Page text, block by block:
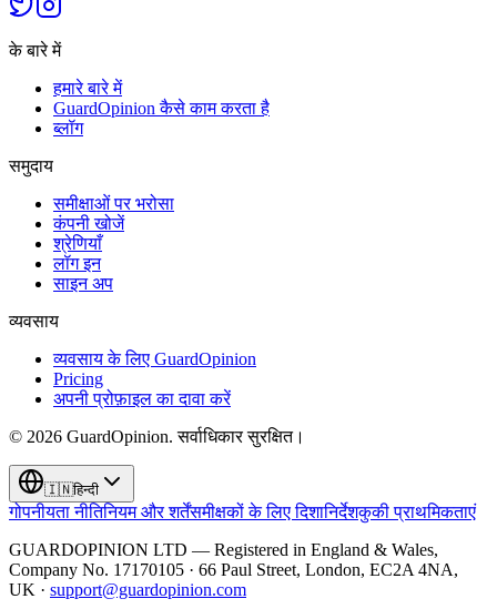
के बारे में
हमारे बारे में
GuardOpinion कैसे काम करता है
ब्लॉग
समुदाय
समीक्षाओं पर भरोसा
कंपनी खोजें
श्रेणियाँ
लॉग इन
साइन अप
व्यवसाय
व्यवसाय के लिए GuardOpinion
Pricing
अपनी प्रोफ़ाइल का दावा करें
© 2026 GuardOpinion.सर्वाधिकार सुरक्षित।
🇮🇳हिन्दी
गोपनीयता नीतिनियम और शर्तेंसमीक्षकों के लिए दिशानिर्देशकुकी प्राथमिकताएं
GUARDOPINION LTD — Registered in England & Wales,
Company No. 17170105 · 66 Paul Street, London, EC2A 4NA,
UK · support@guardopinion.com